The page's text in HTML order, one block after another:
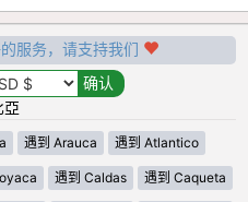
服务，请支持我们
亞
遇到 Arauca 遇到 Atlantico
遇到 Caldas 遇到 Caqueta